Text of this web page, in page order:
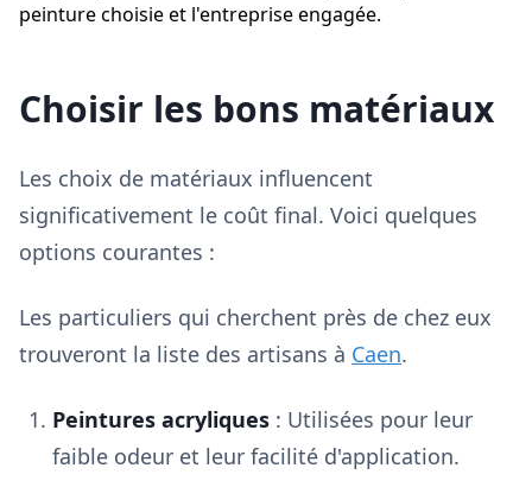
peinture choisie et l'entreprise engagée.
Choisir les bons matériaux
Les choix de matériaux influencent
significativement le coût final. Voici quelques
options courantes :
Les particuliers qui cherchent près de chez eux
trouveront la liste des artisans à Caen.
Peintures acryliques : Utilisées pour leur
faible odeur et leur facilité d'application.